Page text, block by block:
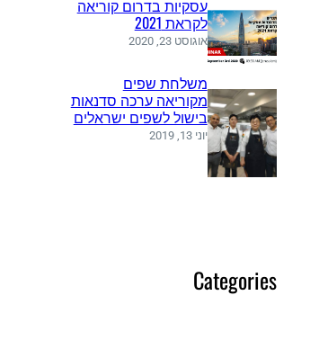
עסקיות בדרום קוריאה
לקראת 2021
אוגוסט 23, 2020
משלחת שפים
מקוריאה ערכה סדנאות
בישול לשפים ישראלים
יוני 13, 2019
Categories